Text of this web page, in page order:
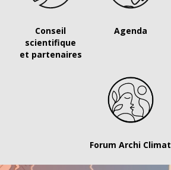
Conseil
scientifique
et partenaires
Agenda
Forum Archi Climat